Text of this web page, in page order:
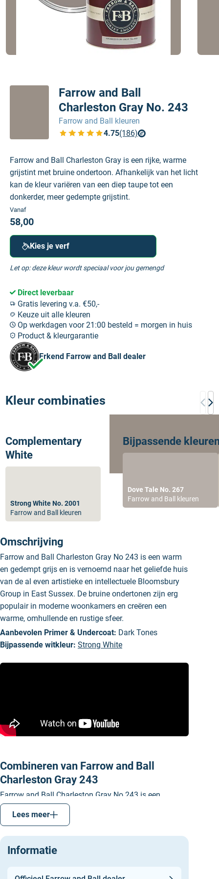
Farrow and Ball
Charleston Gray No. 243
Farrow and Ball kleuren
4.75(186)
Bekijk de verfplaza beoordelingen
Farrow and Ball Charleston Gray is een rijke, warme
grijstint met bruine ondertoon. Afhankelijk van het licht
kan de kleur variëren van een diep taupe tot een
donkerder, meer gedempte grijstint.
Vanaf
58,00
Kies je verf
Let op: deze kleur wordt speciaal voor jou gemengd
Direct leverbaar
Gratis levering v.a. €50,-
Keuze uit alle kleuren
Op werkdagen voor 21:00 besteld = morgen in huis
Product & kleurgarantie
Erkend Farrow and Ball dealer
Kleur combinaties
Complementary
White
Strong White No. 2001
Farrow and Ball kleuren
Bijpassende
Dove Tale No. 267
Farrow and Ball kleuren
Omschrijving
Farrow and Ball Charleston Gray No 243 is een warm
en gedempt grijs en is vernoemd naar het geliefde huis
van de al even artistieke en intellectuele Bloomsbury
Group in East Sussex. De bruine ondertonen zijn erg
populair in moderne woonkamers en creëren een
warme, omhullende en rustige sfeer.
Aanbevolen Primer & Undercoat: Dark Tones
Bijpassende witkleur: Strong White
Combineren van Farrow and Ball
Charleston Gray 243
Farrow and Ball Charleston Gray No 243 is een
verfijnde en veelzijdige grijstint die een tijdloze
elegantie toevoegt aan elk interieur. Met zijn diepe en
en geborgenheid uit, waardoor het een populaire keuze
is voor zowel moderne als klassieke interieurs. Of het
Lees meer
Informatie